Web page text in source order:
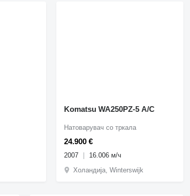
Komatsu WA250PZ-5 A/C
24.900 €
Натоварувач со тркала
2007
16.006 м/ч
Холандија, Winterswijk